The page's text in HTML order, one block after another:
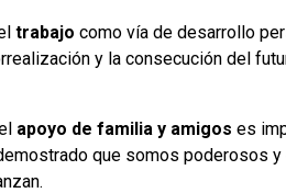
trabajo como vía de desarrollo
y la consecución del
apoyo de familia y amigos es
que somos poderosos y